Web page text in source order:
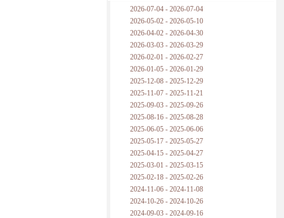
2026-07-04 - 2026-07-04
2026-05-02 - 2026-05-10
2026-04-02 - 2026-04-30
2026-03-03 - 2026-03-29
2026-02-01 - 2026-02-27
2026-01-05 - 2026-01-29
2025-12-08 - 2025-12-29
2025-11-07 - 2025-11-21
2025-09-03 - 2025-09-26
2025-08-16 - 2025-08-28
2025-06-05 - 2025-06-06
2025-05-17 - 2025-05-27
2025-04-15 - 2025-04-27
2025-03-01 - 2025-03-15
2025-02-18 - 2025-02-26
2024-11-06 - 2024-11-08
2024-10-26 - 2024-10-26
2024-09-03 - 2024-09-16